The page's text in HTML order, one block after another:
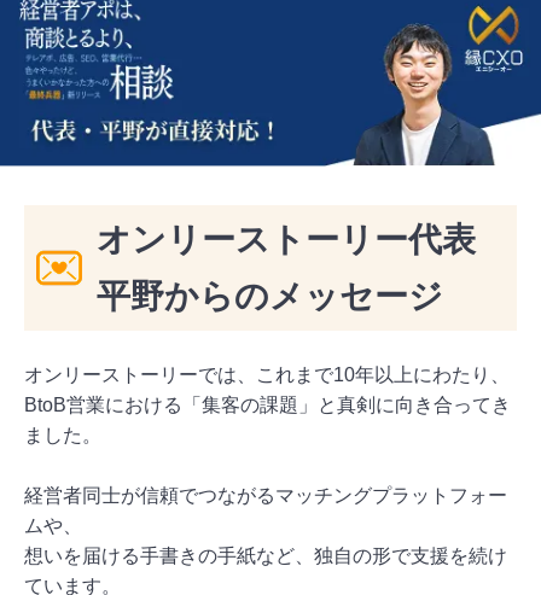
オンリーストーリー代表
平野からのメッセージ
オンリーストーリーでは、これまで10年以上にわたり、
BtoB営業における「集客の課題」と真剣に向き合ってき
ました。
経営者同士が信頼でつながるマッチングプラットフォー
ムや、
想いを届ける手書きの手紙など、独自の形で支援を続け
ています。